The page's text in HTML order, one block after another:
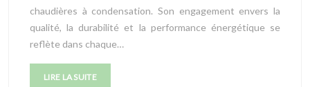
chaudières à condensation. Son engagement envers la
qualité, la durabilité et la performance énergétique se
reflète dans chaque…
LIRE LA SUITE